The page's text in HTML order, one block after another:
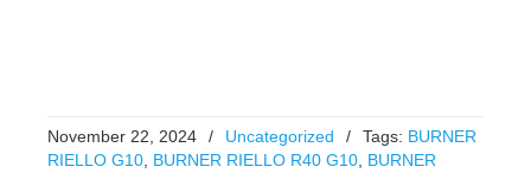
November 22, 2024 / Uncategorized / Tags: BURNER
RIELLO G10 BURNER RIELLO R40 G10 BURNER